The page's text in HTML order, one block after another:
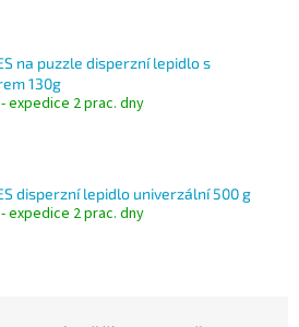
na puzzle disperzní lepidlo s
130g
expedice 2 prac. dny
disperzní lepidlo univerzální 500 g
expedice 2 prac. dny